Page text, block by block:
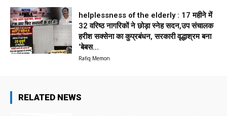
helplessness of the elderly : 17 महीने में
32 वरिष्ठ नागरिकों ने छोड़ा स्नेह सदन,उप संचालक
हरीश सक्सेना का कुप्रबंधन, सरकारी वृद्धाश्रम बना
‘बेबस...
Rafiq Memon
RELATED NEWS